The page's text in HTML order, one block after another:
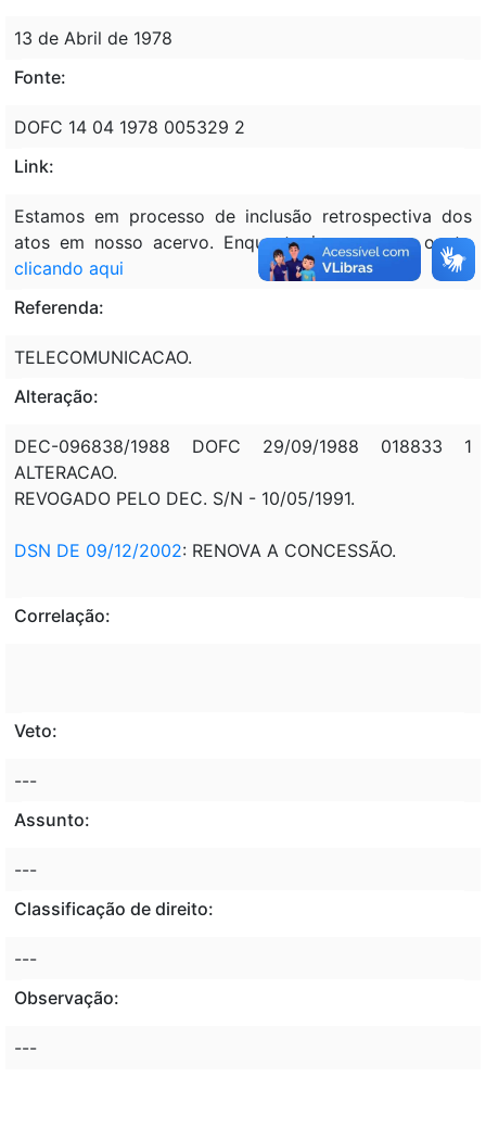
13 de Abril de 1978
Fonte:
DOFC 14 04 1978 005329 2
Link:
Estamos em processo de inclusão retrospectiva dos
atos em nosso acervo. Enquanto isso, acesse o ato
clicando aqui
Referenda:
TELECOMUNICACAO.
Alteração:
DEC-096838/1988 DOFC 29/09/1988 018833 1
ALTERACAO.
REVOGADO PELO DEC. S/N - 10/05/1991.
DSN DE 09/12/2002: RENOVA A CONCESSÃO.
Correlação:
Veto:
---
Assunto:
---
Classificação de direito:
---
Observação:
---